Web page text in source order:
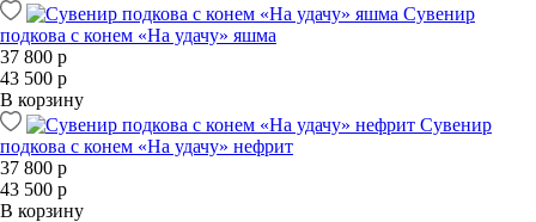
Сувенир
подкова с конем «На удачу» яшма
37 800 р
43 500 р
В корзину
Сувенир
подкова с конем «На удачу» нефрит
37 800 р
43 500 р
В корзину